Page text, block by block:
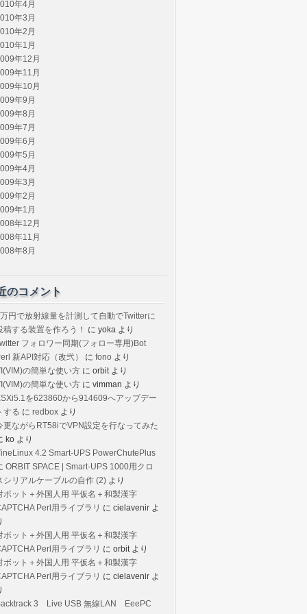
年4月
年3月
年2月
年1月
年12月
年11月
年10月
年9月
年8月
年7月
年6月
年5月
年4月
年3月
年2月
年1月
年12月
年11月
年8月
のコメント
円で放射線量を計測して自動でTwitterに
稿する装置を作ろう！
に yoka より
フォロワー同期(フォロー専用)Bot
新API対応（改弐）
に fono より
の簡単な使い方 に orbitより
の簡単な使い方 に vimman より
を623860から914609へアップデー
する に redbox より
更ながらRT58iでVPN設定を行なってみた
ko より
4.2 Smart-UPS PowerChutePlus
ORBIT SPACE | Smart-UPS 1000用クロ
シリアルケーブルの自作 (2) より
ボット＋外国人用 平仮名＋和製漢字
Perl用ライブラリ に cielavenir よ
ボット＋外国人用 平仮名＋和製漢字
Perl用ライブラリ に orbitより
ボット＋外国人用 平仮名＋和製漢字
Perl用ライブラリ に cielavenir よ
3 Live USB 無線LAN EeePC